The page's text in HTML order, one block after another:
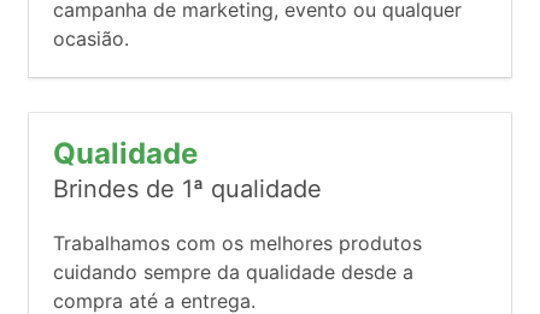
campanha de marketing, evento ou qualquer
ocasião.
Qualidade
Brindes de 1ª qualidade
Trabalhamos com os melhores produtos
cuidando sempre da qualidade desde a
compra até a entrega.